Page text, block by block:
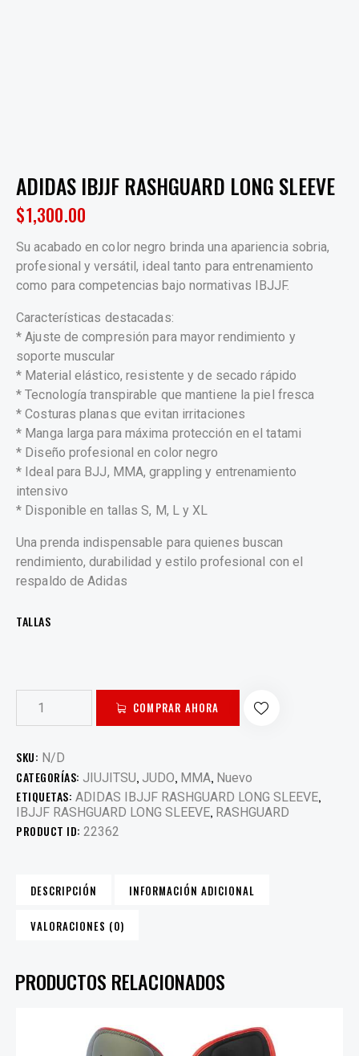
ADIDAS IBJJF RASHGUARD LONG SLEEVE
$1,300.00
Su acabado en color negro brinda una apariencia sobria,
profesional y versátil, ideal tanto para entrenamiento
como para competencias bajo normativas IBJJF.
Características destacadas:
* Ajuste de compresión para mayor rendimiento y
soporte muscular
* Material elástico, resistente y de secado rápido
* Tecnología transpirable que mantiene la piel fresca
* Costuras planas que evitan irritaciones
* Manga larga para máxima protección en el tatami
* Diseño profesional en color negro
* Ideal para BJJ, MMA, grappling y entrenamiento
intensivo
* Disponible en tallas S, M, L y XL
Una prenda indispensable para quienes buscan
rendimiento, durabilidad y estilo profesional con el
respaldo de Adidas
TALLAS
COMPRAR AHORA
SKU: N/D
CATEGORÍAS: JIUJITSU, JUDO, MMA, Nuevo
ETIQUETAS: ADIDAS IBJJF RASHGUARD LONG SLEEVE,
IBJJF RASHGUARD LONG SLEEVE, RASHGUARD
PRODUCT ID: 22362
DESCRIPCIÓN INFORMACIÓN ADICIONAL
VALORACIONES (0)
PRODUCTOS RELACIONADOS